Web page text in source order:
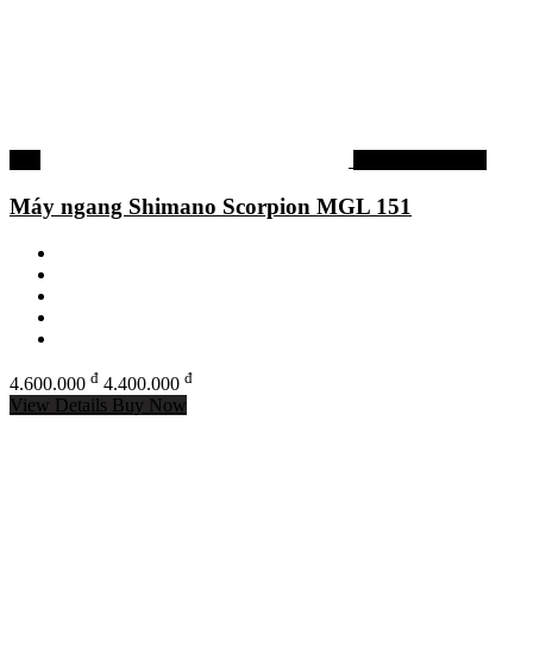
Máy ngang Shimano Scorpion MGL 151
4.600.000 đ 4.400.000 đ
View Details Buy Now